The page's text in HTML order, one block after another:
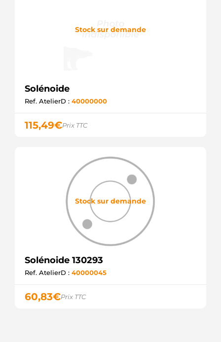
Stock sur demande
Solénoide
Ref. AtelierD : 40000000
115,49€Prix TTC
Stock sur demande
Solénoide 130293
Ref. AtelierD : 40000045
60,83€Prix TTC